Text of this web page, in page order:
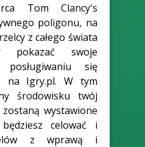
Tom Clancy's
poligonu, na
z całego świata
pokazać swoje
się
na Igry.pl. W tym
środowisku twój
wystawione
celować i
z wprawą i